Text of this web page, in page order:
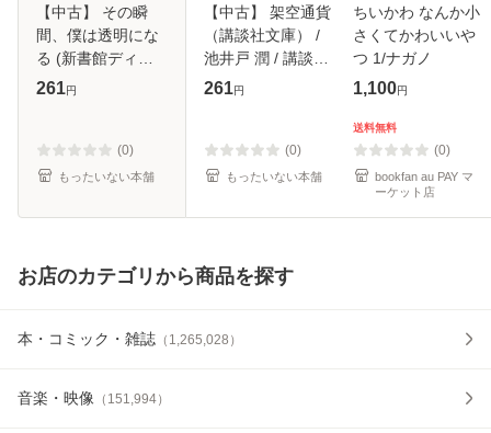
【中古】 その瞬
間、僕は透明にな
る (新書館ディア
プラス文庫) / 松前
無料】
261円
(0)
もったいない本舗
【中古】 架空通貨
（講談社文庫） /
池井戸 潤 / 講談社
[文庫]【メール便送
261円
(0)
もったいない本舗
ちいかわ なんか小
さくてかわいいや
つ 1/ナガノ
1,100円
送料無料
(0)
bookfan au PAY マ
ーケット店
お店のカテゴリから商品を探す
本・コミック・雑誌 （ 1,265,028 ）
音楽・映像 （ 151,994）